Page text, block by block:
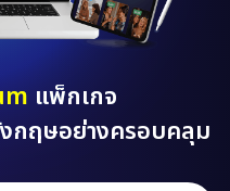
แพ็กเกจ
กฤษอย่างครอบคลุม